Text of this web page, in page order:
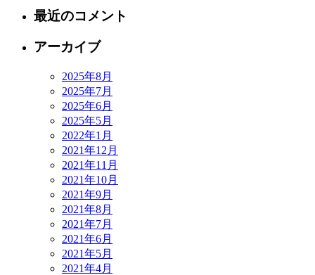
最近のコメント
アーカイブ
2025年8月
2025年7月
2025年6月
2025年5月
2022年1月
2021年12月
2021年11月
2021年10月
2021年9月
2021年8月
2021年7月
2021年6月
2021年5月
2021年4月